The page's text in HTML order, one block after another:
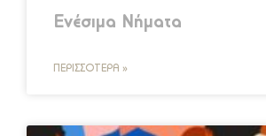
Ενέσιμα Νήματα
ΠΕΡΙΣΣΌΤΕΡΑ »